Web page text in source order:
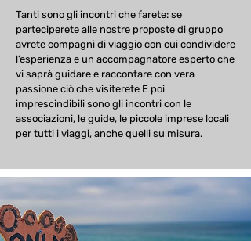
Tanti sono gli incontri che farete: se
parteciperete alle nostre proposte di gruppo
avrete compagni di viaggio con cui condividere
l’esperienza e un accompagnatore esperto che
vi saprà guidare e raccontare con vera
passione ciò che visiterete E poi
imprescindibili sono gli incontri con le
associazioni, le guide, le piccole imprese locali
per tutti i viaggi, anche quelli su misura.